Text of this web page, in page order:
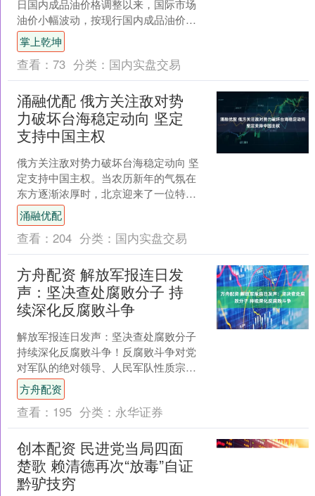
日国内成品油价格调整以来，国际市场
油价小幅波动，按现行国内成品油价格
机制测算，7月29日的前10个工作日平均
价格与7月1....
掌上乾坤
查看： 73 分类： 国内实盘交易
涌融优配 俄方关注敌对势
力破坏台海稳定动向 坚定
支持中国主权
俄方关注敌对势力破坏台海稳定动向 坚
定支持中国主权。当农历新年的气氛在
东方逐渐浓厚时，北京迎来了一位特别
的客人。2月1日，俄罗斯联邦安全会议
秘书绍伊古访问中国首....
涌融优配
查看： 204 分类： 国内实盘交易
方舟配资 解放军报连日发
声：坚决查处腐败分子 持
续深化反腐败斗争
解放军报连日发声：坚决查处腐败分子
持续深化反腐败斗争！反腐败斗争对党
对军队的绝对领导、人民军队性质宗旨
以及党和国家长治久安至关重要。自党
的十八大以来，党领导人....
方舟配资
查看： 195 分类： 永华证券
创本配资 民进党当局四面
楚歌 赖清德再次“放毒”自证
黔驴技穷